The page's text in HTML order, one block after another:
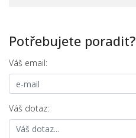
Potřebujete poradit?
Váš email:
Váš dotaz: